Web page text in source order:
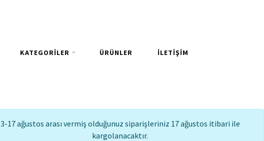
KATEGORİLER ÜRÜNLER İLETİŞİM
3-17 ağustos arası vermiş olduğunuz siparişleriniz 17 ağustos itibari ile
kargolanacaktır.